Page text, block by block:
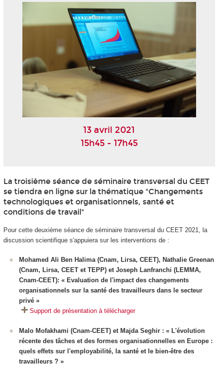
13 avril 2021
15h45 - 17h45
La troisième séance de séminaire transversal du CEET
se tiendra en ligne sur la thématique "Changements
technologiques et organisationnels, santé et
conditions de travail"
Pour cette deuxième séance de séminaire transversal du CEET 2021, la
discussion scientifique s'appuiera sur les interventions de :
Mohamed Ali Ben Halima (Cnam, Lirsa, CEET), Nathalie Greenan
(Cnam, Lirsa, CEET et TEPP) et Joseph Lanfranchi (LEMMA,
Cnam-CEET): « Evaluation de l'impact des changements
organisationnels sur la santé des travailleurs dans le secteur
privé »
Support de présentation à télécharger
Malo Mofakhami (Cnam-CEET) et Majda Seghir : « L'évolution
récente des tâches et des formes organisationnelles en Europe :
quels effets sur l'employabilité, la santé et le bien-être des
travailleurs ? »